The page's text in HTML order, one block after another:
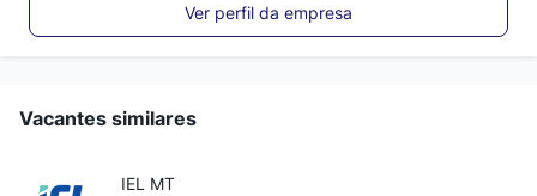
Ver perfil da empresa
Vacantes similares
IEL MT